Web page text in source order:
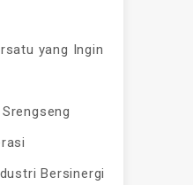
yang Ingin
Bersinergi